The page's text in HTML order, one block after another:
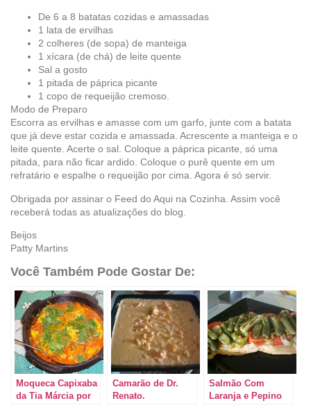
De 6 a 8 batatas cozidas e amassadas
1 lata de ervilhas
2 colheres (de sopa) de manteiga
1 xícara (de chá) de leite quente
Sal a gosto
1 pitada de páprica picante
1 copo de requeijão cremoso.
Modo de Preparo
Escorra as ervilhas e amasse com um garfo, junte com a batata
que já deve estar cozida e amassada. Acrescente a manteiga e o
leite quente. Acerte o sal. Coloque a páprica picante, só uma
pitada, para não ficar ardido. Coloque o purê quente em um
refratário e espalhe o requeijão por cima. Agora é só servir.
Obrigada por assinar o Feed do Aqui na Cozinha. Assim você
receberá todas as atualizações do blog.
Beijos
Patty Martins
Você Também Pode Gostar De:
Moqueca Capixaba
da Tia Márcia por
Camarão de Dr.
Renato.
Salmão Com
Laranja e Pepino